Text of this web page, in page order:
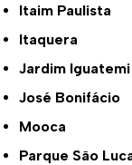
Itaim Paulista
Itaquera
Jardim Iguatemi
José Bonifácio
Mooca
Parque São